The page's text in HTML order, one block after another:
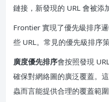
鏈接，新發現的 URL 會被添
Frontier 實現了優先級排序
些 URL。常見的優先級排序
廣度優先排序會按照發現
確保對網絡圖的廣泛覆蓋。
蟲而言能提供合理的覆蓋範圍